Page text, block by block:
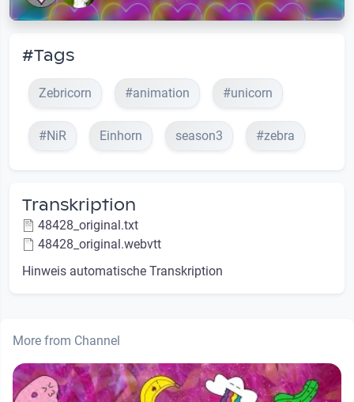
#Tags
Zebricorn #animation #unicorn
#NiR Einhorn season3 #zebra
Transkription
48428_original.txt
48428_original.webvtt
Hinweis automatische Transkription
More from Channel